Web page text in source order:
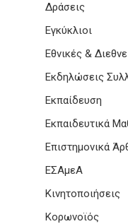
Δράσεις
Εγκύκλιοι
Εθνικές &
Εκδηλώσεις
Εκπαίδευση
Εκπαιδευτικά
Επιστημονικά
ΕΣΑμεΑ
Κινητοποιήσεις
Κορωνοϊός